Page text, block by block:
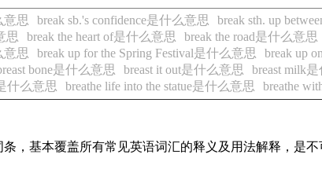
意思 break sb.'s confidence是什么意思 break sth. up
思
break the heart of是什么意思 break the road是什么意思
意思
break up for the Spring Festival是什么意思 break up
bone是什么意思 breast it out是什么意思 breast milk
什么意思
breathe life into the statue是什么意思 breathe
，基本覆盖所有常见英语词汇的释义及用法解释，是